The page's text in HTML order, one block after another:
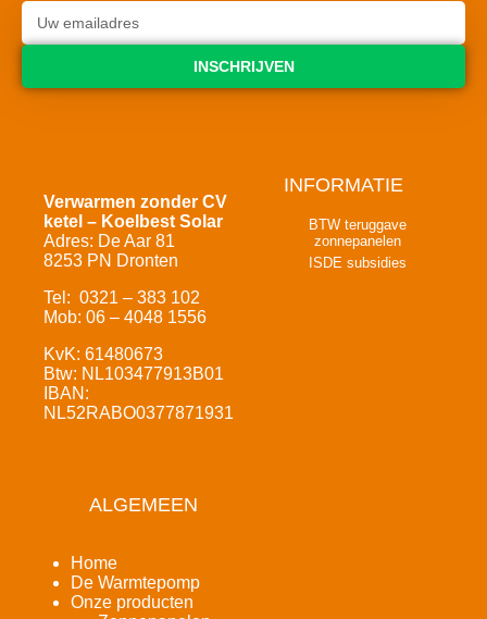
INSCHRIJVEN
Verwarmen zonder CV
ketel – Koelbest Solar
Adres: De Aar 81
8253 PN Dronten
Tel: 0321 – 383 102
Mob: 06 – 4048 1556
KvK: 61480673
Btw: NL103477913B01
IBAN:
NL52RABO0377871931
INFORMATIE
BTW teruggave
zonnepanelen
ISDE subsidies
ALGEMEEN
Home
De Warmtepomp
Onze producten